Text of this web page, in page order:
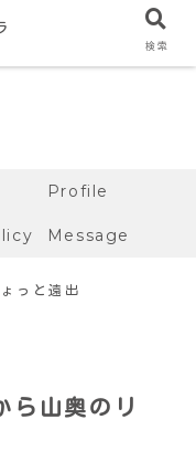
Profile
Message
っと遠出
ら山奥のリ
検索